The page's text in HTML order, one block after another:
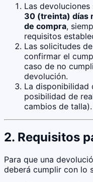
Las
30 (treinta) días
de compra,
requisitos
Las solicitudes
confirmar el
caso de no
devolución.
La disponibilidad
posibilidad de
cambios de talla).
2. Requisitos
Para que una
deberá cumplir con lo